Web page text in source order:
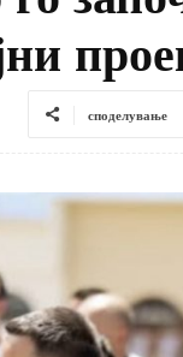
споделување